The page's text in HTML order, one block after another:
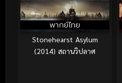
พากย์ไทย
Stonehearst Asylum
(2014) สถานวิปลาศ